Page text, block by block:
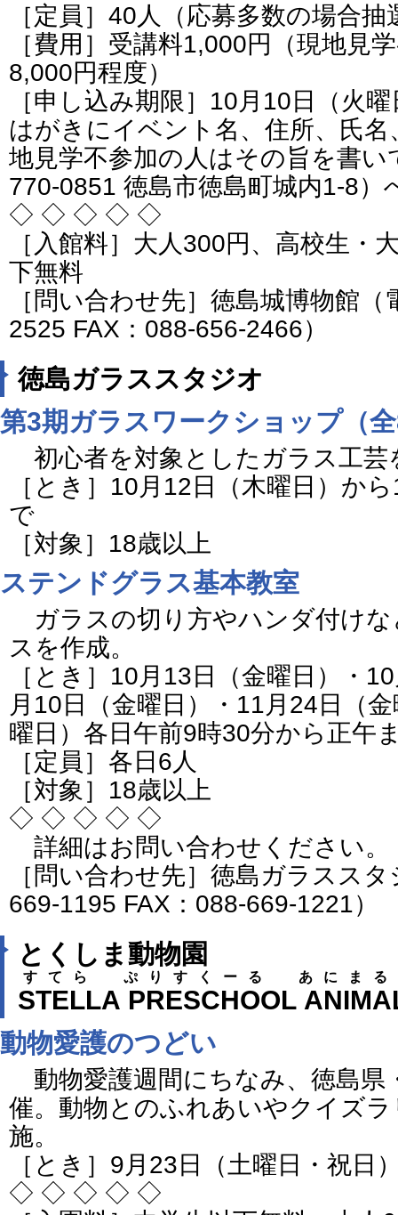
［定員］40人（応募多数の場合抽
［費用］受講料1,000円（現地見
8,000円程度）
［申し込み期限］10月10日（火
はがきにイベント名、住所、氏名
地見学不参加の人はその旨を書い
770-0851 徳島市徳島町城内1-8）
◇ ◇ ◇ ◇ ◇
［入館料］大人300円、高校生・
下無料
［問い合わせ先］徳島城博物館
2525 FAX：088-656-2466）
徳島ガラススタジオ
第3期ガラスワークショップ（
初心者を対象としたガラス工芸
［とき］10月12日（木曜日）か
で
［対象］18歳以上
ステンドグラス基本教室
ガラスの切り方やハンダ付け
スを作成。
［とき］10月13日（金曜日）・
月10日（金曜日）・11月24日（
曜日）各日午前9時30分から正午
［定員］各日6人
［対象］18歳以上
◇ ◇ ◇ ◇ ◇
詳細はお問い合わせください。
［問い合わせ先］徳島ガラスス
669-1195 FAX：088-669-1221）
とくしま動物園
STELLA PRESCHOOL
すてら ぷりすくーる あにま
動物愛護のつどい
動物愛護週間にちなみ、徳島県
催。動物とのふれあいやクイズ
施。
［とき］9月23日（土曜日・祝日
◇ ◇ ◇ ◇ ◇